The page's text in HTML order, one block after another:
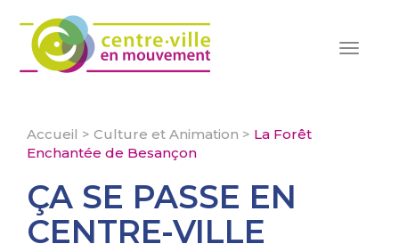
Toggle
Accueil > Culture et Animation > La Forêt
Enchantée de Besançon
ÇA SE PASSE EN
CENTRE-VILLE